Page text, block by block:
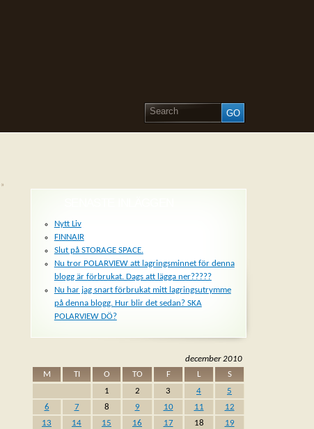
»
Nytt Liv
FINNAIR
Slut på STORAGE SPACE.
Nu tror POLARVIEW att lagringsminnet för denna
blogg är förbrukat. Dags att lägga ner?????
Nu har jag snart förbrukat mitt lagringsutrymme
på denna blogg. Hur blir det sedan? SKA
POLARVIEW DÖ?
december 2010
M
TI O TO F L S
1 2 3 4
5
6
7 8 9 10 11
12
13
14 15 16 17 18
19